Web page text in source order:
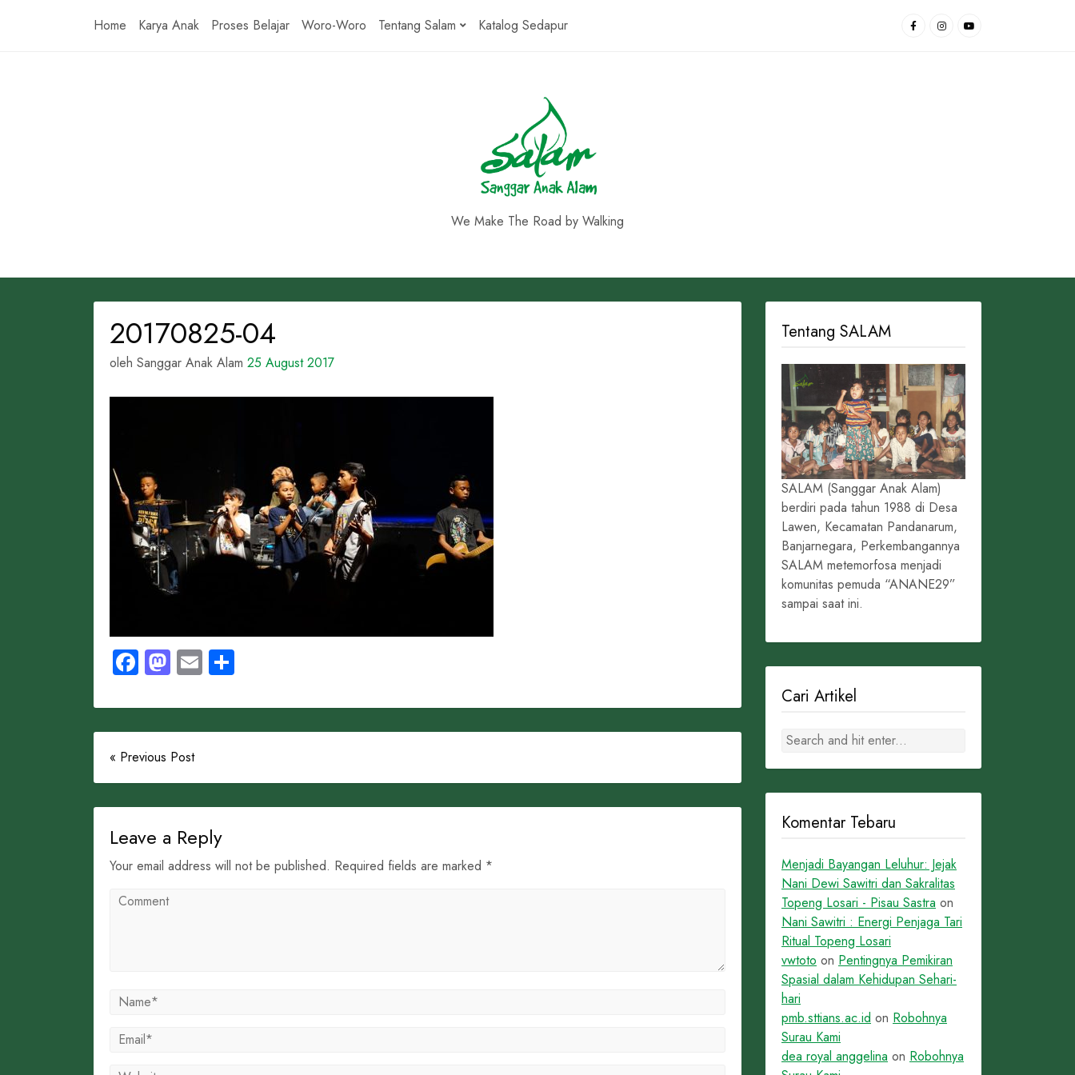
Home Karya Anak Proses Belajar Woro-Woro Tentang Salam Katalog Sedapur
We Make The Road by Walking
20170825-04
oleh Sanggar Anak Alam 25 August 2017
Facebook
Mastodon
Email
« Previous Post
Leave a Reply
Your email address will not be published. Required fields are marked *
Tentang SALAM
SALAM (Sanggar Anak Alam)
berdiri pada tahun 1988 di Desa
Lawen, Kecamatan Pandanarum,
Banjarnegara, Perkembangannya
SALAM metemorfosa menjadi
komunitas pemuda “ANANE29”
sampai saat ini.
Cari Artikel
Komentar Tebaru
Menjadi Bayangan Leluhur: Jejak
Nani Dewi Sawitri dan Sakralitas
Topeng Losari - Pisau Sastra on
Nani Sawitri : Energi Penjaga Tari
Ritual Topeng Losari
vwtoto on Pentingnya Pemikiran
Spasial dalam Kehidupan Sehari-
hari
pmb.sttians.ac.id on Robohnya
Surau Kami
dea royal anggelina on Robohnya